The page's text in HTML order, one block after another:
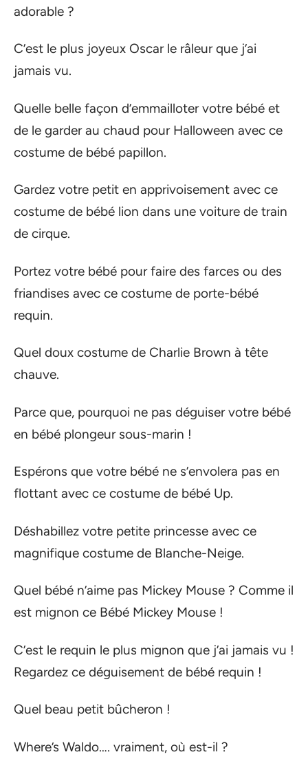
adorable ?
C’est le plus joyeux Oscar le râleur que j’ai
jamais vu.
Quelle belle façon d’emmailloter votre bébé et
de le garder au chaud pour Halloween avec ce
costume de bébé papillon.
Gardez votre petit en apprivoisement avec ce
costume de bébé lion dans une voiture de train
de cirque.
Portez votre bébé pour faire des farces ou des
friandises avec ce costume de porte-bébé
requin.
Quel doux costume de Charlie Brown à tête
chauve.
Parce que, pourquoi ne pas déguiser votre bébé
en bébé plongeur sous-marin !
Espérons que votre bébé ne s’envolera pas en
flottant avec ce costume de bébé Up.
Déshabillez votre petite princesse avec ce
magnifique costume de Blanche-Neige.
Quel bébé n’aime pas Mickey Mouse ? Comme il
est mignon ce Bébé Mickey Mouse !
C’est le requin le plus mignon que j’ai jamais vu !
Regardez ce déguisement de bébé requin !
Quel beau petit bûcheron !
Where’s Waldo…. vraiment, où est-il ?